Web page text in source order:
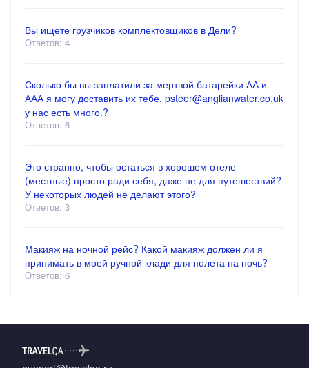
Вы ищете грузчиков комплектовщиков в Дели?
Ответов: 4
Сколько бы вы заплатили за мертвой батарейки АА и
ААА я могу доставить их тебе. psteer@anglianwater.co.uk
у нас есть много.?
Ответов: 6
Это странно, чтобы остаться в хорошем отеле
(местные) просто ради себя, даже не для путешествий?
У некоторых людей не делают этого?
Ответов: 3
Макияж на ночной рейс? Какой макияж должен ли я
принимать в моей ручной клади для полета на ночь?
Ответов: 6